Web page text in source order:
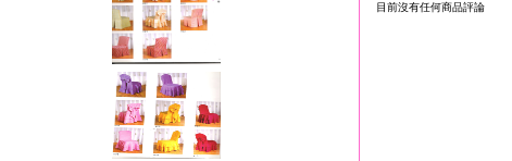
目前沒有任何商品評論